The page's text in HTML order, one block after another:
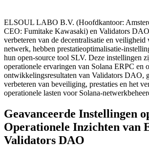
ELSOUL LABO B.V. (Hoofdkantoor:
CEO: Fumitake Kawasaki) en Validators
verbeteren van de decentralisatie en veiligheid
netwerk, hebben prestatieoptimalisatie-
hun open-source tool SLV. Deze instellingen
operationele ervaringen van Solana ERPC en
ontwikkelingsresultaten van Validators DAO,
verbeteren van beveiliging, prestaties en het
operationele lasten voor Solana-
Geavanceerde Instellingen
Operationele Inzichten van
Validators DAO